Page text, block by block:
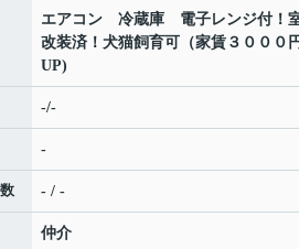
エアコン 冷蔵庫 電子レンジ付！
改装済！犬猫飼育可（家賃３０００
UP)
-/-
-
- / -
仲介